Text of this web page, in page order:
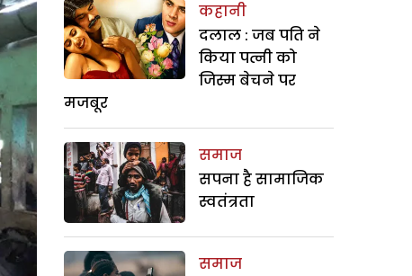
कहानी
दलाल : जब पति ने
किया पत्नी को
जिस्म बेचने पर
मजबूर
समाज
सपना है सामाजिक
स्वतंत्रता
समाज